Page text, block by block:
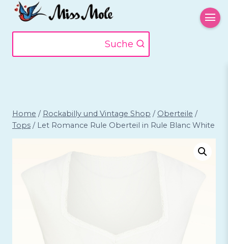
Zum
Inhalt
springen
Suche
Home / Rockabilly und Vintage Shop / Oberteile /
Tops / Let Romance Rule Oberteil in Rule Blanc White